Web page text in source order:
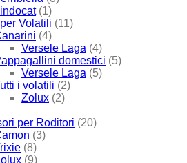
(1)
Volatili (11)
(4)
Versele Laga (4)
domestici (5)
Versele Laga (5)
i volatili (2)
Zolux (2)
per Roditori (20)
(3)
(8)
(9)